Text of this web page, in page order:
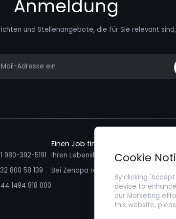
Anmeldung
und Stellenangebote, die für Sie relevant
980-392-5191
800 58 139
1494 818 000
Einen Job finden
Ihren Lebenslauf einreichen
Bei Zenopa registrieren
Ich
Cookie
By clicking
device to
our Marketing
this website,